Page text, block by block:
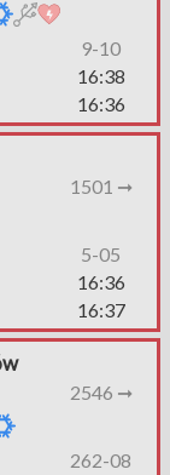
9-10
16:38
16:36
1501 ➞
5-05
16:36
16:37
2546 ➞
262-08